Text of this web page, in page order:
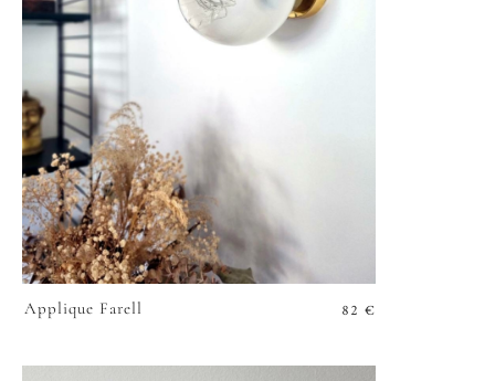
Applique Farell 82 €